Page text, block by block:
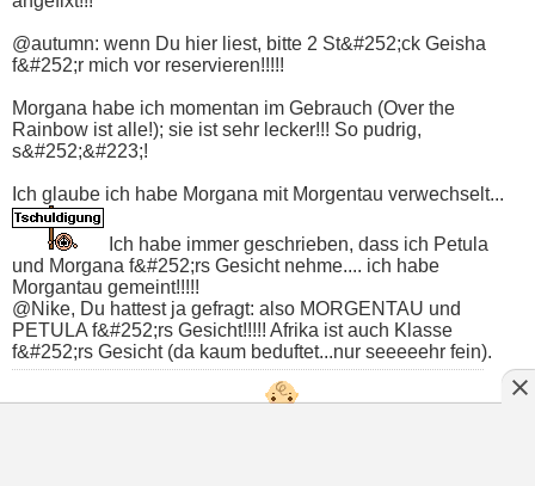
@autumn: wenn Du hier liest, bitte 2 St&#252;ck Geisha
f&#252;r mich vor reservieren!!!!!
Morgana habe ich momentan im Gebrauch (Over the
Rainbow ist alle!); sie ist sehr lecker!!! So pudrig,
s&#252;&#223;!
Ich glaube ich habe Morgana mit Morgentau verwechselt...
Ich habe immer geschrieben, dass ich Petula
und Morgana f&#252;rs Gesicht nehme.... ich habe
Morgantau gemeint!!!!!
@Nike, Du hattest ja gefragt: also MORGENTAU und
PETULA f&#252;rs Gesicht!!!!! Afrika ist auch Klasse
f&#252;rs Gesicht (da kaum beduftet...nur seeeeehr fein).